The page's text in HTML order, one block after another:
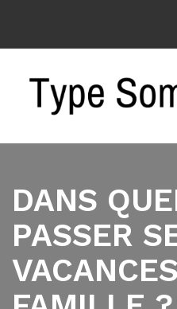
DANS
PASSER